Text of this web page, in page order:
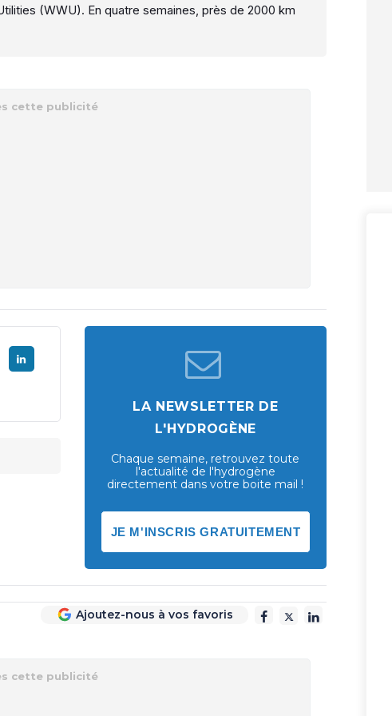
(WWU). En quatre semaines, près de 2000 km
LA NEWSLETTER DE
L'HYDROGÈNE
Chaque semaine, retrouvez toute
l'actualité de l'hydrogène
directement dans votre boite mail !
JE M'INSCRIS GRATUITEMENT
Ajoutez-nous à vos favoris